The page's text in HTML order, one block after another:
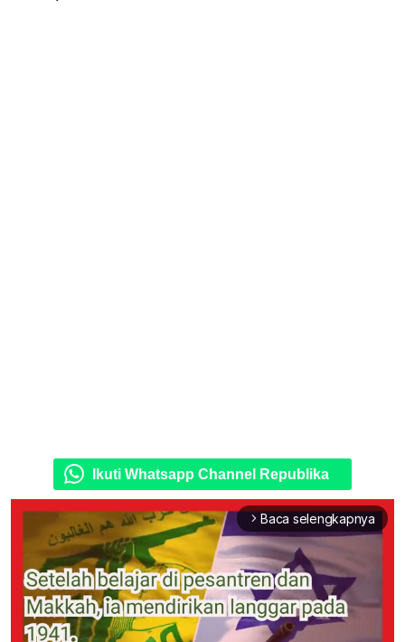
Ikuti Whatsapp Channel Republika
arrow_forward_ios Baca selengkapnya